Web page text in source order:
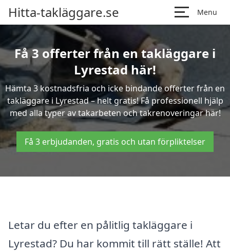
Hitta-takläggare.se Menu
Få 3 offerter från en takläggare i
Lyrestad här!
Hämta 3 kostnadsfria och icke bindande offerter från en
takläggare i Lyrestad – helt gratis! Få professionell hjälp
med alla typer av takarbeten och takrenoveringar här!
Få 3 erbjudanden, gratis och utan förpliktelser
Letar du efter en pålitlig takläggare i
Lyrestad? Du har kommit till rätt ställe! Att